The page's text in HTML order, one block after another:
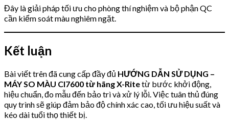
Đây là giải pháp tối ưu cho phòng thí nghiệm và bộ phận QC
cần kiểm soát màu nghiêm ngặt.
Kết luận
Bài viết trên đã cung cấp đầy đủ HƯỚNG DẪN SỬ DỤNG –
MÁY SO MÀU CI7600 từ hãng X-Ritetừ bước khởi động,
hiệu chuẩn, đo mẫu đến bảo trì và xử lý lỗi. Việc tuân thủ đúng
quy trình sẽ giúp đảm bảo độ chính xác cao, tối ưu hiệu suất và
kéo dài tuổi thọ thiết bị.